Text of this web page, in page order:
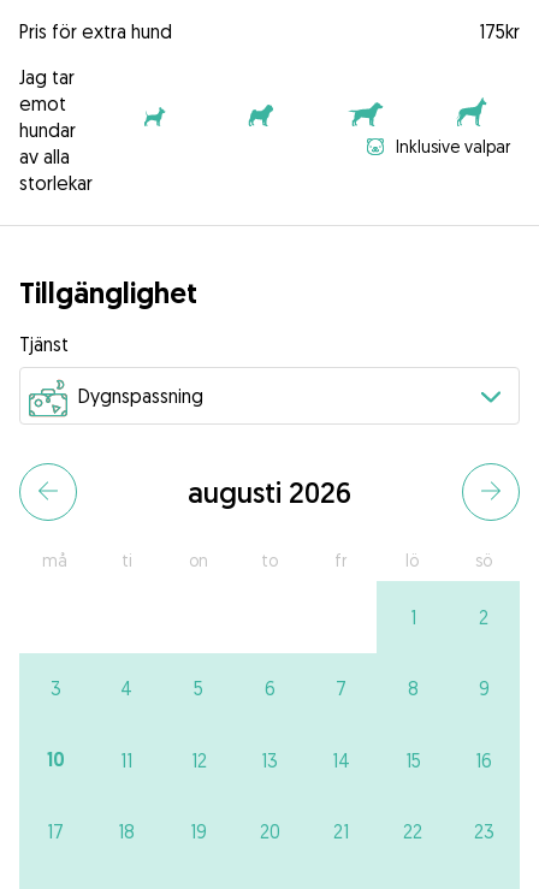
Pris för extra hund
175kr
Jag tar
emot
hundar
av alla
storlekar
Inklusive valpar
Tillgänglighet
Tjänst
augusti 2026
må ti on to fr lö sö
1 2
3 4 5 6 7 8 9
10 11 12 13 14 15 16
17 18 19 20 21 22 23